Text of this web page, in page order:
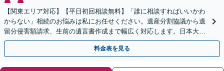
【関東エリア対応】【平日初回相談無料】「誰に相談すればいいかわ
からない」相続のお悩みは私にお任せください。遺産分割協議から遺
留分侵害額請求、生前の遺言書作成まで幅広く対応します。日本大通
り駅直結でアクセス良好。
料金表を見る